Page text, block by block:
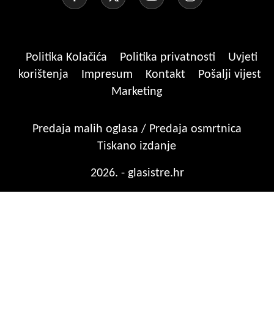
Politika Kolačića Politika privatnosti
Uvjeti
korištenja
Impresum Kontakt
Pošalji vijest
Marketing
Predaja malih oglasa / Predaja osmrtnica
Tiskano izdanje
2026. - glasistre.hr